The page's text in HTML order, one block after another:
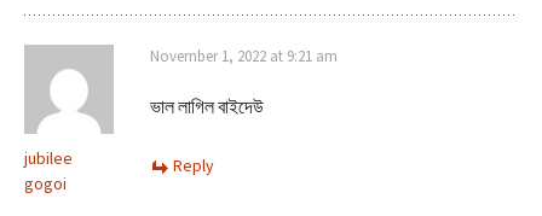
jubilee
gogoi
November 1, 2022 at 9:21 am
ভাল লাগিল বাইদেউ
Reply